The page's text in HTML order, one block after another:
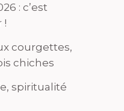
: c’est
!
courgettes,
chiches
spiritualité